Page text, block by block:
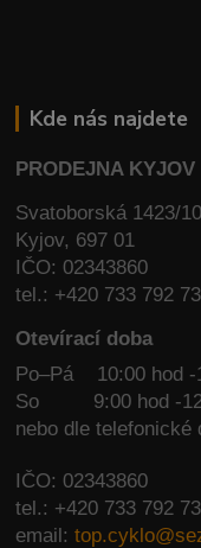
Kde nás najdete
PRODEJNA KYJOV
Svatoborská 1423/
Kyjov, 697 01
IČO: 02343860
tel.: +420 733 792
Otevírací doba
Po–Pá 10:00 hod -
So
9:00 hod -
nebo dle telefonické
IČO: 02343860
tel.: +420 733 792
email: